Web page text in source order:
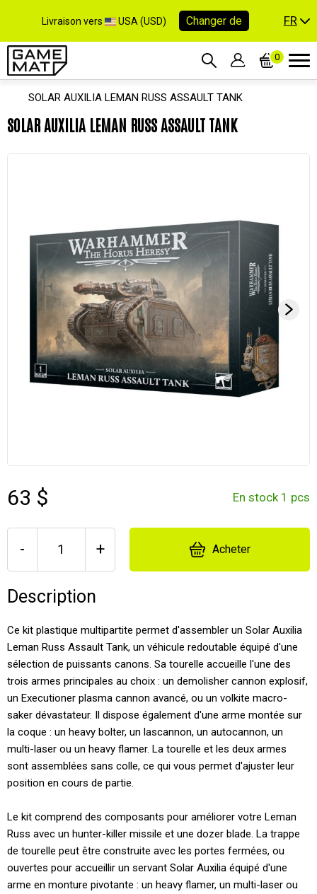
Livraison vers USA (USD) Changer de FR
0
SOLAR AUXILIA LEMAN RUSS ASSAULT TANK
SOLAR AUXILIA LEMAN RUSS ASSAULT TANK
63 $ En stock 1 pcs
- + Acheter
Description
Ce kit plastique multipartite permet d'assembler un Solar Auxilia
Leman Russ Assault Tank, un véhicule redoutable équipé d'une
sélection de puissants canons. Sa tourelle accueille l'une des
trois armes principales au choix : un demolisher cannon explosif,
un Executioner plasma cannon avancé, ou un volkite macro-
saker dévastateur. Il dispose également d'une arme montée sur
la coque : un heavy bolter, un lascannon, un autocannon, un
multi-laser ou un heavy flamer. La tourelle et les deux armes
sont assemblées sans colle, ce qui vous permet d'ajuster leur
position en cours de partie.
Le kit comprend des composants pour améliorer votre Leman
Russ avec un hunter-killer missile et une dozer blade. La trappe
de tourelle peut être construite avec les portes fermées, ou
ouvertes pour accueillir un servant Solar Auxilia équipé d'une
arme en monture pivotante : un heavy flamer, un multi-laser ou